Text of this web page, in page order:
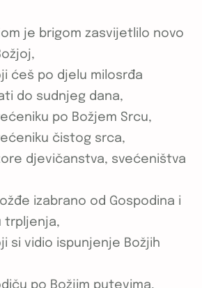
je brigom zasvijetlilo novo
ćeš po djelu milosrđa
do sudnjeg dana,
po Božjem Srcu,
čistog srca,
djevičanstva, svećeništva
izabrano od Gospodina i
trpljenja,
si vidio ispunjenje Božjih
po Božjim putevima,